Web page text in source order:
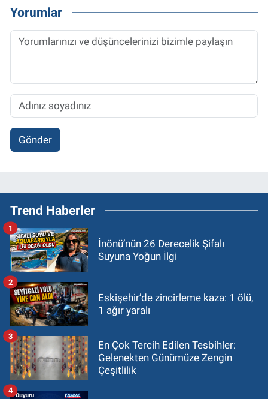
Yorumlar
Gönder
Trend Haberler
İnönü’nün 26 Derecelik Şifalı
Suyuna Yoğun İlgi
1
Eskişehir’de zincirleme kaza: 1 ölü,
1 ağır yaralı
2
En Çok Tercih Edilen Tesbihler:
Gelenekten Günümüze Zengin
Çeşitlilik
3
4